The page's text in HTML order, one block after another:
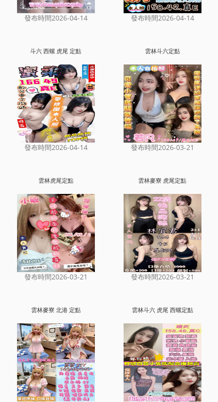
發布時間2026-04-14 發布時間2026-04-14
斗六 西螺 虎尾 定點
發布時間2026-04-14
雲林斗六定點
發布時間2026-03-21
雲林虎尾定點
發布時間2026-03-21
雲林麥寮 虎尾定點
發布時間2026-03-21
雲林麥寮 北港 定點 雲林斗六 虎尾 西螺定點